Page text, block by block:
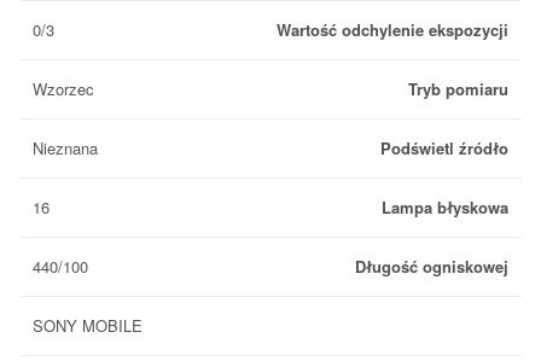
Wartość odchylenie ekspozycji
0/3
Tryb pomiaru
Wzorzec
Podświetl źródło
Nieznana
Lampa błyskowa
16
Długość ogniskowej
440/100
SONY MOBILE